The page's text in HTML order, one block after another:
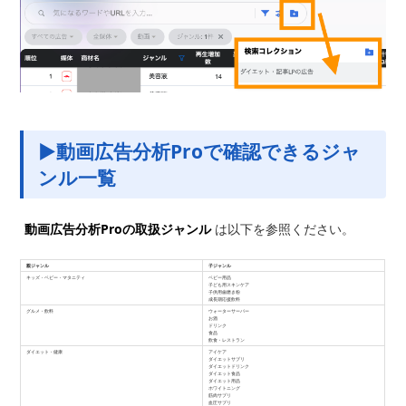
▶動画広告分析Proで確認できるジャ
ンル一覧
動画広告分析Proの取扱ジャンル は以下を参照ください。
親ジャンル
子ジャンル
キッズ・ベビー・マタニティ
ベビー用品
子ども用スキンケア
子供用歯磨き粉
成長期応援飲料
グルメ・飲料
ウォーターサーバー
お酒
ドリンク
食品
飲食・レストラン
ダイエット・健康
アイケア
ダイエットサプリ
ダイエットドリンク
ダイエット食品
ダイエット用品
ホワイトニング
筋肉サプリ
血圧サプリ